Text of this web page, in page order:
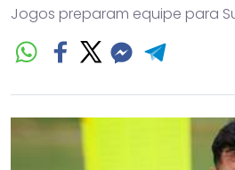
Jogos preparam equipe para